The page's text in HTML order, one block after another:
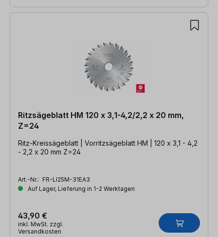
Ritzsägeblatt HM 120 x 3,1-4,2/2,2 x 20 mm,
Z=24
Ritz-Kreissägeblatt | Vorritzsägeblatt HM | 120 x 3,1 - 4,2
- 2,2 x 20 mm Z=24
Art.-Nr.: FR-LI25M-31EA3
Auf Lager, Lieferung in 1-2 Werktagen
43,90 €
inkl. MwSt. zzgl.
Versandkosten